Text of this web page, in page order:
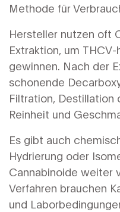
Methode für
Hersteller nutzen oft
Extraktion, um
gewinnen. Nach der
schonende
Filtration, Destillation
Reinheit und
Es gibt auch
Hydrierung oder
Cannabinoide weiter
Verfahren brauchen
und